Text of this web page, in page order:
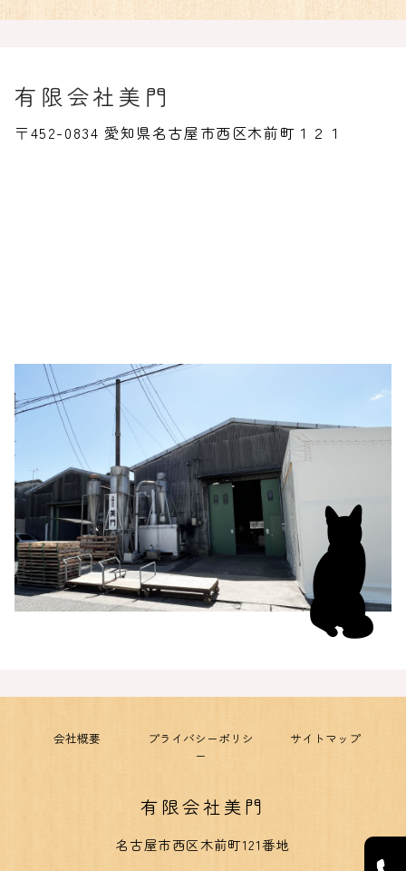
有限会社美門
〒452-0834 愛知県名古屋市西区木前町１２１
会社概要
プライバシーポリシ
ー
サイトマップ
有限会社美門
名古屋市西区木前町121番地